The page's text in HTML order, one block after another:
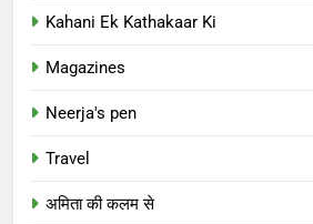
Kahani Ek Kathakaar Ki
Magazines
Neerja's pen
Travel
अमिता की कलम से